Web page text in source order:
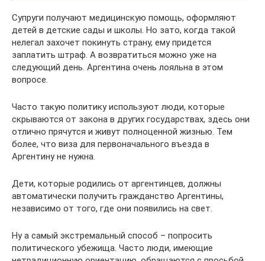
Супруги получают медицинскую помощь, оформляют
детей в детские сады и школы. Но зато, когда такой
нелегал захочет покинуть страну, ему придется
заплатить штраф. А возвратиться можно уже на
следующий день. Аргентина очень лояльна в этом
вопросе.
Часто такую политику используют люди, которые
скрываются от закона в других государствах, здесь они
отлично прячутся и живут полноценной жизнью. Тем
более, что виза для первоначального въезда в
Аргентину не нужна.
Дети, которые родились от аргентинцев, должны
автоматически получить гражданство Аргентины,
независимо от того, где они появились на свет.
Ну а самый экстремальный способ – попросить
политического убежища. Часто люди, имеющие